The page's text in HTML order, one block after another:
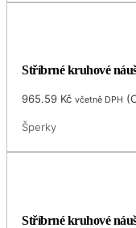
Stříbrné kruhové
965.59 Kč včetně DPH (
Šperky
Stříbrné kruhové